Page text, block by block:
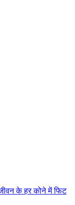
के हर कोने में फिट